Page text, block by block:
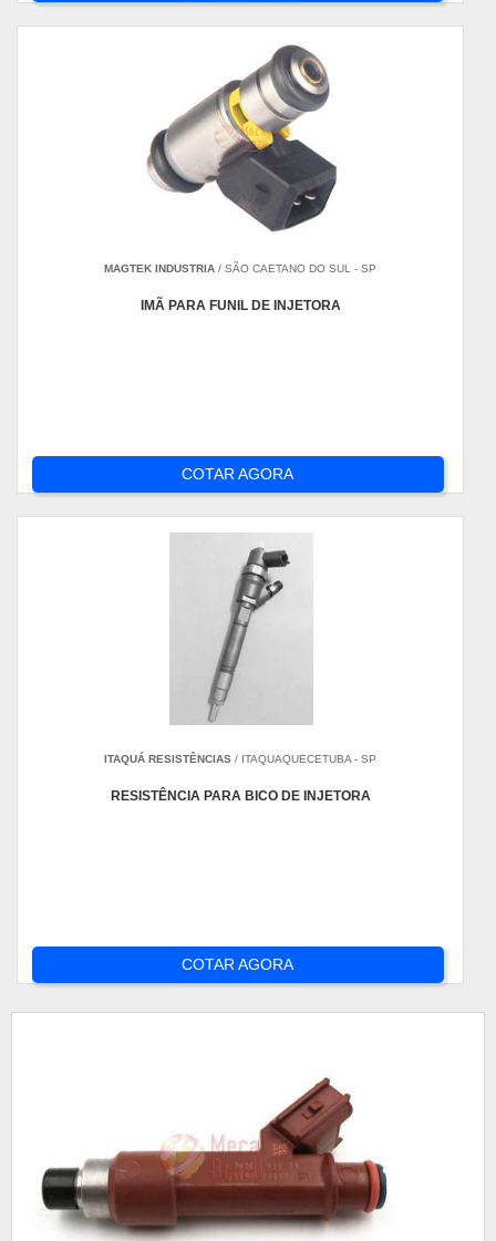
MAGTEK INDUSTRIA / SÃO CAETANO DO SUL - SP
IMÃ PARA FUNIL DE INJETORA
COTAR AGORA
ITAQUÁ RESISTÊNCIAS / ITAQUAQUECETUBA - SP
RESISTÊNCIA PARA BICO DE INJETORA
COTAR AGORA